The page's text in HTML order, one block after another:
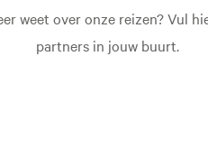
weet over onze reizen? Vul
partners in jouw buurt.